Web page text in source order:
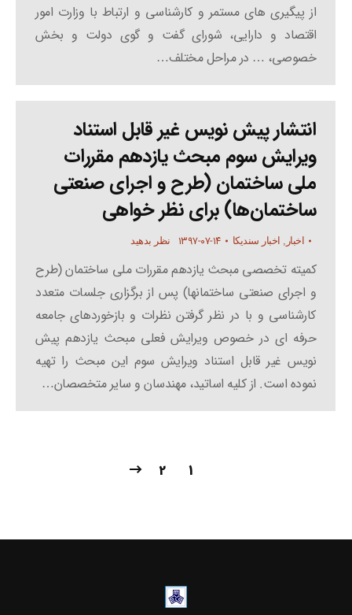
از پیگیری های مستمر و کارشناسی و ارتباط با وزارت امور
اقتصاد و دارایی، شورای گفت و گوی دولت و بخش
خصوصی، … در مراحل مختلف…
انتشار پیش نویس غیر قابل استناد
ویرایش سوم مبحث یازدهم مقررات
ملی ساختمان (طرح و اجرای صنعتی
ساختمان‌ها) برای نظر خواهی
اخبار , اخبار سندیکا ۱۳۹۷-۰۷-۱۴ نظر بدهید
کمیته تخصصی مبحث یازدهم مقررات ملی ساختمان (طرح
و اجرای صنعتی ساختمانها) پس از برگزاری جلسات متعدد
کارشناسی و با در نظر گرفتن نظرات و بازخوردهای جامعه
حرفه ای در خصوص ویرایش فعلی مبحث یازدهم پیش
نویس غیر قابل استناد ویرایش سوم این مبحث را تهیه
نموده است. از کلیه اساتید، مهندسان و سایر متخصصان…
1
2